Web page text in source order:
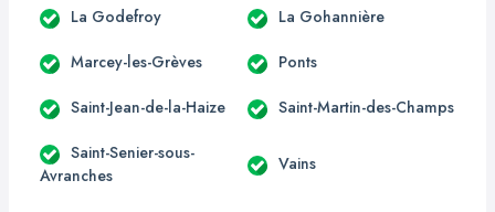
La Godefroy La Gohannière
Marcey-les-Grèves Ponts
Saint-Jean-de-la-Haize Saint-Martin-des-Champs
Saint-Senier-sous-
Avranches
Vains